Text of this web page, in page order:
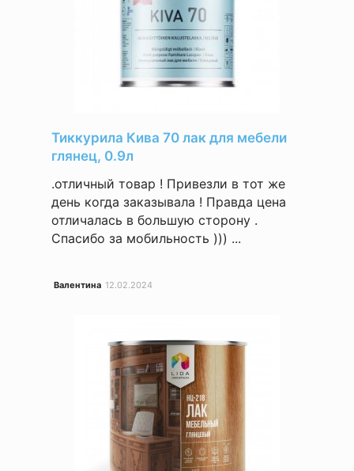
Тиккурила Кива 70 лак для мебели
глянец, 0.9л
.отличный товар ! Привезли в тот же
день когда заказывала ! Правда цена
отличалась в большую сторону .
Спасибо за мобильность ))) ...
Валентина 12.02.2024